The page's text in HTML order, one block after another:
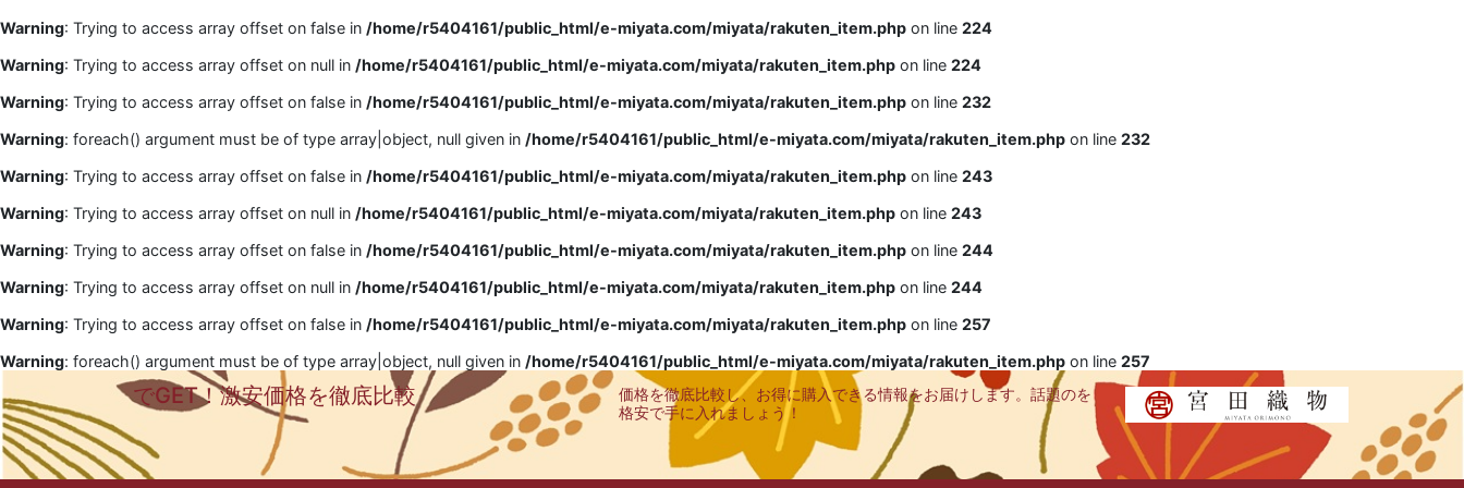
Warning: Trying to access array offset on false in /home/r5404161/public_html/e-miyata.com/miyata/rakuten_item.php on line 224
Warning: Trying to access array offset on null in /home/r5404161/public_html/e-miyata.com/miyata/rakuten_item.php on line 224
Warning: Trying to access array offset on false in /home/r5404161/public_html/e-miyata.com/miyata/rakuten_item.php on line 232
Warning: foreach() argument must be of type array|object, null given in /home/r5404161/public_html/e-miyata.com/miyata/rakuten_item.php on line 232
Warning: Trying to access array offset on false in /home/r5404161/public_html/e-miyata.com/miyata/rakuten_item.php on line 243
Warning: Trying to access array offset on null in /home/r5404161/public_html/e-miyata.com/miyata/rakuten_item.php on line 243
Warning: Trying to access array offset on false in /home/r5404161/public_html/e-miyata.com/miyata/rakuten_item.php on line 244
Warning: Trying to access array offset on null in /home/r5404161/public_html/e-miyata.com/miyata/rakuten_item.php on line 244
Warning: Trying to access array offset on false in /home/r5404161/public_html/e-miyata.com/miyata/rakuten_item.php on line 257
Warning: foreach() argument must be of type array|object, null given in /home/r5404161/public_html/e-miyata.com/miyata/rakuten_item.php on line 257
でGET！激安価格を徹底比較
価格を徹底比較し、お得に購入できる情報をお届けします。話題のを
格安で手に入れましょう！